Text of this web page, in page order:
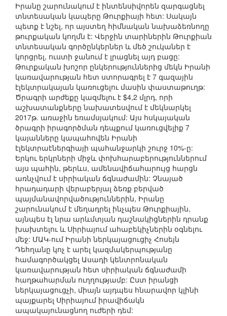
Իրանը շարունակում է ինտենսիվորեն զարգացնել
տնտեսական կապերը Թուրքիայի հետ: Սակայն
պետք է նշել, որ այստեղ հիմնական նախաձեռնողը
թուրքական կողմն է: Վերջին տարիներին Թուրքիան
տնտեսական գործընկերներ և մեծ շուկաներ է
կորցրել, ուստի ջանում է լրացնել այդ բացը:
Թուրքական խոշոր ընկերություններից մեկն Իրանի
կառավարության հետ ստորագրել է 7 գազային
էլեկտրակայան կառուցելու մասին փաստաթուղթ:
Ծրագրի արժեքը կազմելու է $4,2 մլրդ, որի
աշխատանքները նախատեսվում է մեկնարկել
2017թ. առաջին եռամսյակում: Այս հսկայական
ծրագրի իրագործման դեպքում կառուցվելիք 7
կայանները կապահովեն Իրանի
էլեկտրաէներգիայի պահանջարկի շուրջ 10%-ը:
Երկու երկրների միջև փոխհարաբերություններում
այս պահին, թերևս, ամենավիճահարույց հարցն
առնչվում է սիրիական ճգնաժամին: Չնայած
հրադադարի վերաբերյալ ձեռք բերված
պայմանավորվածություններին, Իրանը
շարունակում է մեղադրել ինչպես Թուրքիային,
այնպես էլ նրա արևմտյան դաշնակիցներին դրանք
խախտելու և Սիրիայում ահաբեկիչներին օգնելու
մեջ: ՄԱԿ-ում Իրանի ներկայացուցիչ Հոսեյն
Դեհղանը կոչ է արել կազմակերպությանը
համագործակցել Ասադի կենտրոնական
կառավարության հետ սիրիական ճգնաժամի
հաղթահարման ուղղությամբ: Ըստ իրանցի
ներկայացուցչի, միայն այդպես հնարավոր կլինի
պայքարել Սիրիայում իրավիճակն
ապակայունացնող ուժերի դեմ: